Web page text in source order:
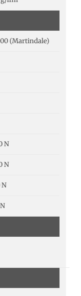
(Martindale)
N
N
N